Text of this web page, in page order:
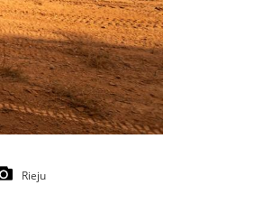
Rieju